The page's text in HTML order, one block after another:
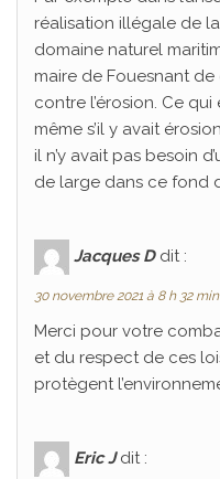
réalisation illégale de
domaine naturel
maire de Fouesnant
contre l’érosion. Ce
même s’il y avait
il n’y avait pas besoin
de large dans ce fond
Jacques D dit :
30 novembre 2021 à 8 h 32 min
Merci pour votre
et du respect de ces
protègent
Eric J dit :